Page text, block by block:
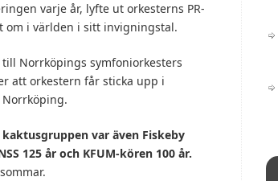
varje år, lyfte ut orkesterns PR-
om i världen i sitt invigningstal.
Norrköpings symfoniorkesters
att orkestern får sticka upp i
var även Fiskeby
125 år och KFUM-kören 100 år.